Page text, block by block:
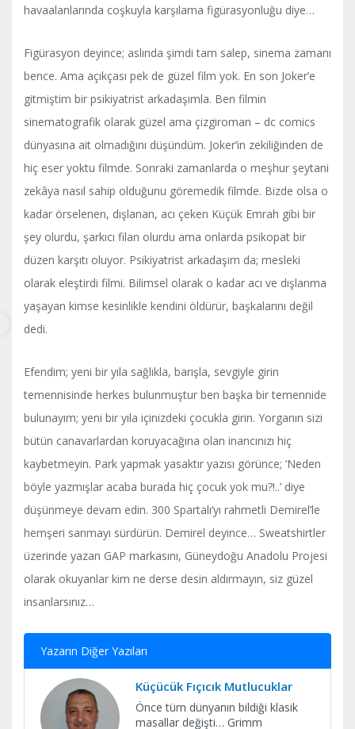
havaalanlarında coşkuyla karşılama figürasyonluğu diye…
Figürasyon deyince; aslında şimdi tam salep, sinema zamanı
bence. Ama açıkçası pek de güzel film yok. En son Joker’e
gitmiştim bir psikiyatrist arkadaşımla. Ben filmin
sinematografik olarak güzel ama çizgiroman – dc comics
dünyasına ait olmadığını düşündüm. Joker’in zekiliğinden de
hiç eser yoktu filmde. Sonraki zamanlarda o meşhur şeytani
zekâya nasıl sahip olduğunu göremedik filmde. Bizde olsa o
kadar örselenen, dışlanan, acı çeken Küçük Emrah gibi bir
şey olurdu, şarkıcı filan olurdu ama onlarda psikopat bir
düzen karşıtı oluyor. Psikiyatrist arkadaşım da; mesleki
olarak eleştirdi filmi. Bilimsel olarak o kadar acı ve dışlanma
yaşayan kimse kesinlikle kendini öldürür, başkalarını değil
dedi.
Efendim; yeni bir yıla sağlıkla, barışla, sevgiyle girin
temennisinde herkes bulunmuştur ben başka bir temennide
bulunayım; yeni bir yıla içinizdeki çocukla girin. Yorganın sizi
bütün canavarlardan koruyacağına olan inancınızı hiç
kaybetmeyin. Park yapmak yasaktır yazısı görünce; ‘Neden
böyle yazmışlar acaba burada hiç çocuk yok mu?!..’ diye
düşünmeye devam edin. 300 Spartalı’yı rahmetli Demirel’le
hemşeri sanmayı sürdürün. Demirel deyince… Sweatshirtler
üzerinde yazan GAP markasını, Güneydoğu Anadolu Projesi
olarak okuyanlar kim ne derse desin aldırmayın, siz güzel
insanlarsınız…
Yazarın Diğer Yazıları
Küçücük Fıçıcık Mutlucuklar
Önce tüm dünyanın bildiği klasik
masallar değişti… Grimm